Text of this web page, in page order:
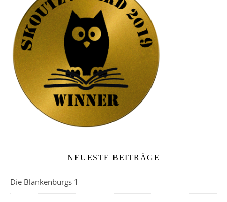
NEUESTE BEITRÄGE
Die Blankenburgs 1